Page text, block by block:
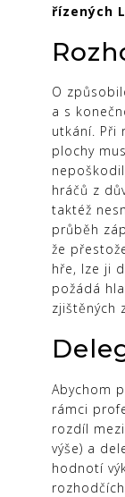
řízených
O
a s
utkání. Při
plochy
hráčů z
taktéž
průběh
že
hře, lze ji
požádá
zjištěných
Abychom
rámci
rozdíl
výše) a
hodnotí